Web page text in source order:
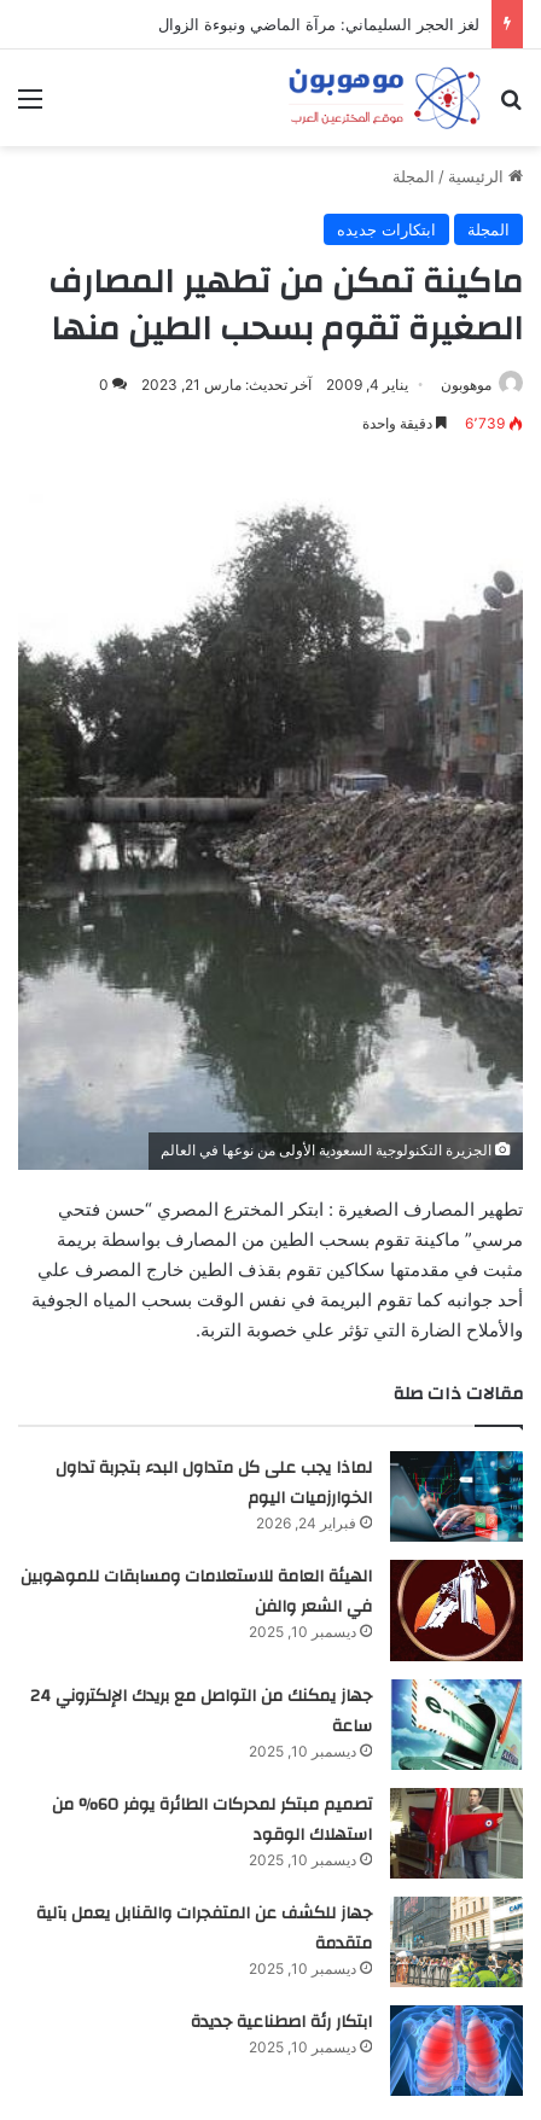
لغز الحجر السليماني: مرآة الماضي ونبوءة الزوال
بحث عن
الرئيسية / المجلة
المجلة ابتكارات جديده
ماكينة تمكن من تطهير المصارف
الصغيرة تقوم بسحب الطين منها
موهوبون يناير 4, 2009 آخر تحديث: مارس 21, 2023 0
6٬739 دقيقة واحدة
الجزيرة التكنولوجية السعودية الأولى من نوعها في العالم
تطهير المصارف الصغيرة : ابتكر المخترع المصري “حسن فتحي
مرسي” ماكينة تقوم بسحب الطين من المصارف بواسطة بريمة
مثبت في مقدمتها سكاكين تقوم بقذف الطين خارج المصرف علي
أحد جوانبه كما تقوم البريمة في نفس الوقت بسحب المياه الجوفية
والأملاح الضارة التي تؤثر علي خصوبة التربة.
مقالات ذات صلة
لماذا يجب على كل متداول البدء بتجربة تداول
الخوارزميات اليوم
فبراير 24, 2026
الهيئة العامة للاستعلامات ومسابقات للموهوبين
في الشعر والفن
ديسمبر 10, 2025
جهاز يمكنك من التواصل مع بريدك الإلكتروني 24
ساعة
ديسمبر 10, 2025
تصميم مبتكر لمحركات الطائرة يوفر 60% من
استهلاك الوقود
ديسمبر 10, 2025
جهاز للكشف عن المتفجرات والقنابل يعمل بآلية
متقدمة
ديسمبر 10, 2025
ابتكار رئة اصطناعية جديدة
ديسمبر 10, 2025